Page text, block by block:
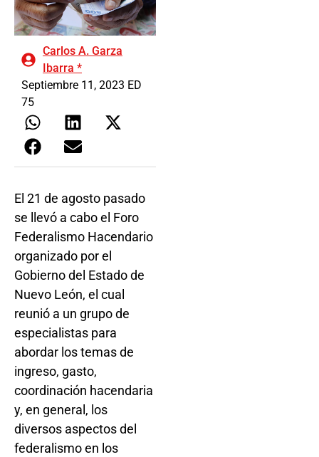
Carlos A. Garza
Ibarra *
Septiembre 11, 2023 ED
75
El 21 de agosto pasado
se llevó a cabo el Foro
Federalismo Hacendario
organizado por el
Gobierno del Estado de
Nuevo León, el cual
reunió a un grupo de
especialistas para
abordar los temas de
ingreso, gasto,
coordinación hacendaria
y, en general, los
diversos aspectos del
federalismo en los